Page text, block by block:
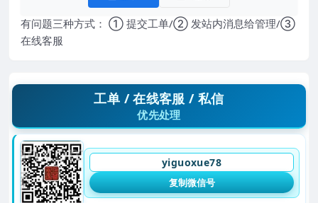
有问题三种方式： ① 提交工单/② 发站内消息给管理/③
在线客服
工单 / 在线客服 / 私信
优先处理
yiguoxue78
复制微信号